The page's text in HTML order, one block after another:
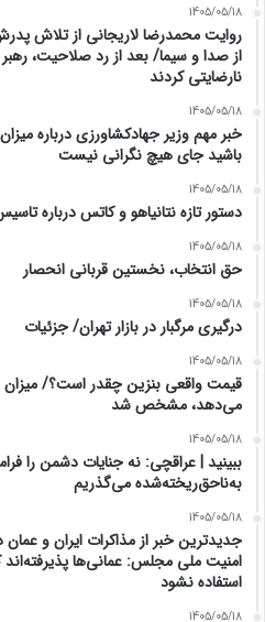
1405/05/18
روایت محمدرضا لاریجانی از تلاش
نارضایتی کردند
1405/05/18
خبر مهم وزیر جهادکشاورزی درباره
باشید جای هیچ نگرانی نیست
1405/05/18
دستور تازه نتانیاهو و کاتس درباره
1405/05/18
حق انتخاب، نخستین قربانی انحصار
1405/05/18
درگیری مرگبار در بازار تهران/ جزئیات
1405/05/18
قیمت واقعی بنزین چقدر است؟/ میزان
می‌دهد، مشخص شد
1405/05/18
ببینید | عراقچی: نه جنایات دشمن را
به‌ناحق‌ریخته‌شده می‌گذریم
1405/05/18
جدیدترین خبر از مذاکرات ایران و
امنیت ملی مجلس: عمانی‌ها
استفاده نشود
1405/05/18